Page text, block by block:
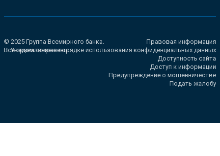
© 2025 Группа Всемирного банка.
Все права сохранены.
Правовая информация
Уведомление о порядке использования конфиденциальных данных
Доступность сайта
Доступ к информации
Предупреждение о мошенничестве
Подать жалобу